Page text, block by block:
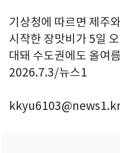
기상청에 따르면 제주
시작한 장맛비가 5일
대돼 수도권에도 올여
2026.7.3/뉴스1